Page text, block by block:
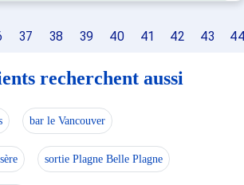
37 38 39 40 41 42 43
recherchent aussi
bar le Vancouver
sortie Plagne Belle Plagne